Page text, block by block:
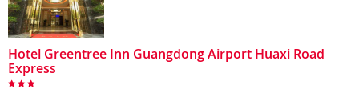
Hotel Greentree Inn Guangdong Airport Huaxi Road
Express